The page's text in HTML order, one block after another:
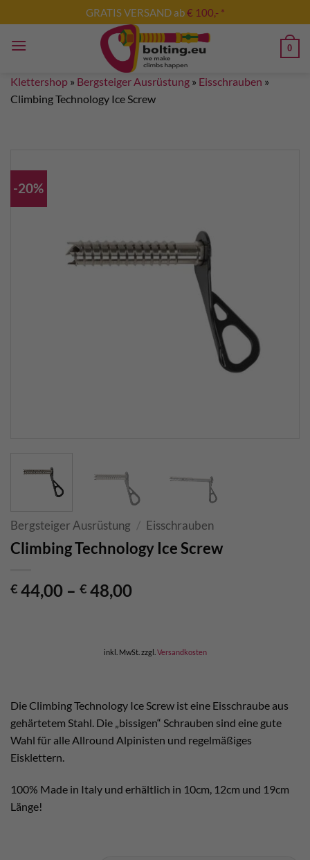
Inhalt
springen
GRATIS VERSAND ab€ 100,- *
0
Klettershop » Bergsteiger Ausrüstung » Eisschrauben »
Climbing Technology Ice Screw
-20%
Bergsteiger Ausrüstung / Eisschrauben
Climbing Technology Ice Screw
€ 44,00 – € 48,00
inkl. MwSt. zzgl. Versandkosten
Die Climbing Technology Ice Screw ist eine Eisschraube aus
gehärtetem Stahl. Die „bissigen“ Schrauben sind eine gute
Wahl für alle Allround Alpinisten und regelmäßiges
Eisklettern.
100% Made in Italy und erhältlich in 10cm, 12cm und 19cm
Länge!